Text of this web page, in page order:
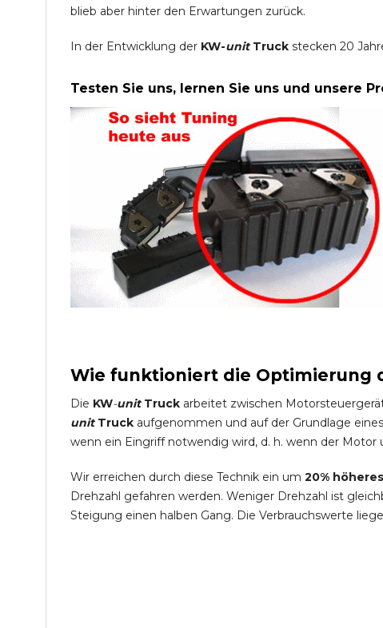
blieb aber hinter den Erwartungen zurück.
In der Entwicklung der KW-unitTruck stecken 20
Testen Sie uns, lernen Sie uns und unsere
Wie funktioniert die Optimierung
Die KW-unit Truck arbeitet zwischen
unit Truck aufgenommen und auf der Grundlage
wenn ein Eingriff notwendig wird, d. h. wenn der Motor
Wir erreichen durch diese Technik ein um 20%
Drehzahl gefahren werden. Weniger Drehzahl ist
Steigung einen halben Gang. Die Verbrauchswerte